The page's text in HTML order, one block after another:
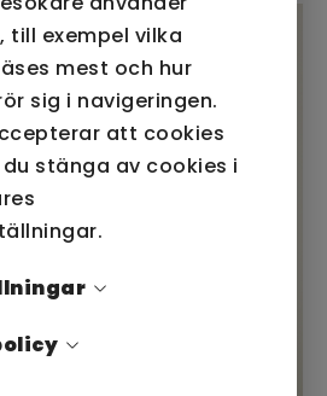
till exempel vilka
mest och hur
sig i navigeringen.
att cookies
stänga av cookies i